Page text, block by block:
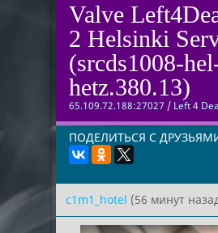
Valve
2 Helsinki
(srcds1008-
hetz.380.13)
65.109.72.188:27027 / Left 4
ПОДЕЛИТЬСЯ С
c1m1_hotel (56 минут